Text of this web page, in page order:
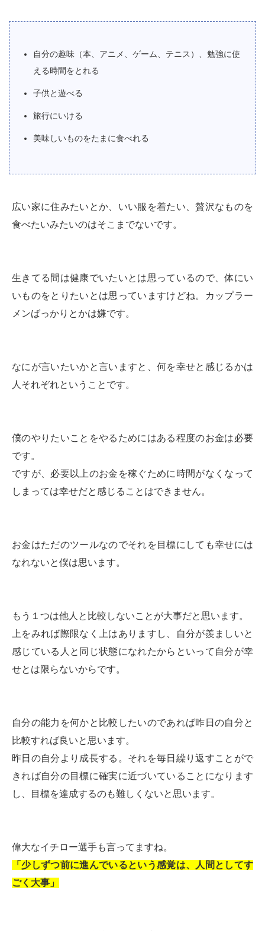
自分の趣味（本、アニメ、ゲーム、テニス）、勉強に使
える時間をとれる
子供と遊べる
旅行にいける
美味しいものをたまに食べれる
広い家に住みたいとか、いい服を着たい、贅沢なものを
食べたいみたいのはそこまでないです。
生きてる間は健康でいたいとは思っているので、体にい
いものをとりたいとは思っていますけどね。カップラー
メンばっかりとかは嫌です。
なにが言いたいかと言いますと、何を幸せと感じるかは
人それぞれということです。
僕のやりたいことをやるためにはある程度のお金は必要
です。
ですが、必要以上のお金を稼ぐために時間がなくなって
しまっては幸せだと感じることはできません。
お金はただのツールなのでそれを目標にしても幸せには
なれないと僕は思います。
もう１つは他人と比較しないことが大事だと思います。
上をみれば際限なく上はありますし、自分が羨ましいと
感じている人と同じ状態になれたからといって自分が幸
せとは限らないからです。
自分の能力を何かと比較したいのであれば昨日の自分と
比較すれば良いと思います。
昨日の自分より成長する。それを毎日繰り返すことがで
きれば自分の目標に確実に近づいていることになります
し、目標を達成するのも難しくないと思います。
偉大なイチロー選手も言ってますね。
「少しずつ前に進んでいるという感覚は、人間としてす
ごく大事」